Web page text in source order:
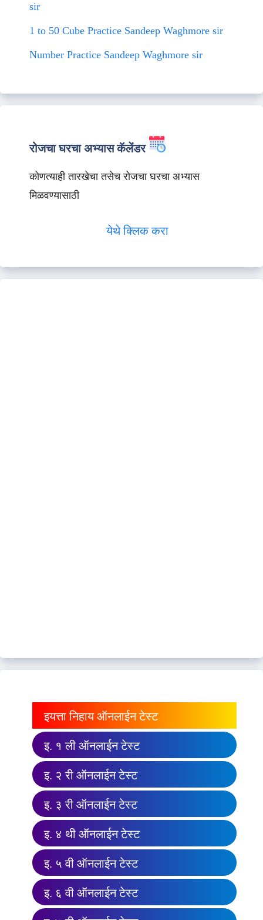
sir
1 to 50 Cube Practice Sandeep Waghmore sir
Number Practice Sandeep Waghmore sir
रोजचा घरचा अभ्यास कॅलेंडर
कोणत्याही तारखेचा तसेच रोजचा घरचा अभ्यास
मिळवण्यासाठी
येथे क्लिक करा
इयत्ता निहाय ऑनलाईन टेस्ट
इ. १ ली ऑनलाईन टेस्ट
इ. २ री ऑनलाईन टेस्ट
इ. ३ री ऑनलाईन टेस्ट
इ. ४ थी ऑनलाईन टेस्ट
इ. ५ वी ऑनलाईन टेस्ट
इ. ६ वी ऑनलाईन टेस्ट